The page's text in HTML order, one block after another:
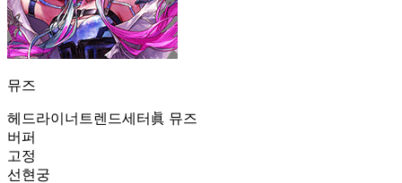
뮤즈
헤드라이너 트렌드세터 眞 뮤즈
버퍼
고정
선현궁